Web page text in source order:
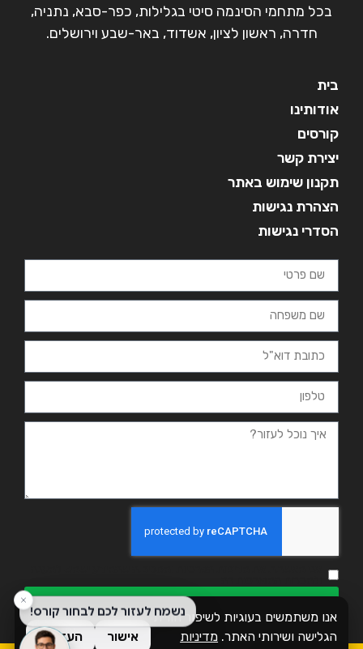
בכל מתחמי הסינמה סיטי בגלילות, כפר-סבא, נתניה,
חדרה, ראשון לציון, אשדוד, באר-שבע וירושלים.
בית
אודותינו
קורסים
יצירת קשר
תקנון שימוש באתר
הצהרת נגישות
הסדרי נגישות
שליחה
אנו משתמשים בעוגיות לשיפור חוויית
הגלישה ושירותי האתר. מדיניות
אישור העדפות